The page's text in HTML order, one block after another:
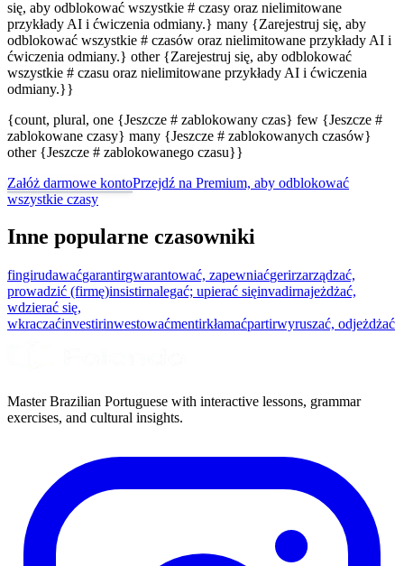
się, aby odblokować wszystkie # czasy oraz nielimitowane
przykłady AI i ćwiczenia odmiany.} many {Zarejestruj się, aby
odblokować wszystkie # czasów oraz nielimitowane przykłady AI i
ćwiczenia odmiany.} other {Zarejestruj się, aby odblokować
wszystkie # czasu oraz nielimitowane przykłady AI i ćwiczenia
odmiany.}}
{count, plural, one {Jeszcze # zablokowany czas} few {Jeszcze #
zablokowane czasy} many {Jeszcze # zablokowanych czasów}
other {Jeszcze # zablokowanego czasu}}
Załóż darmowe kontoPrzejdź na Premium, aby odblokować
wszystkie czasy
Inne popularne czasowniki
fingirudawaćgarantirgwarantować, zapewniaćgerirzarządzać,
prowadzić (firmę)insistirnalegać; upierać sięinvadirnajeżdżać,
wdzierać się,
wkraczaćinvestirinwestowaćmentirkłamaćpartirwyruszać, odjeżdżać
Master Brazilian Portuguese with interactive lessons, grammar
exercises, and cultural insights.